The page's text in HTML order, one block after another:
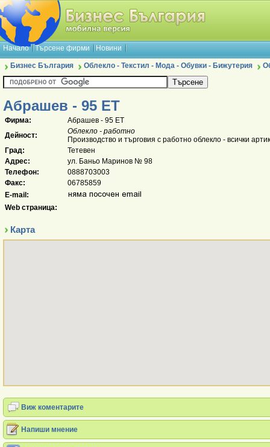
Начало Търсене фирми Новини
Бизнес България Облекло - Текстил - Мода - Обувки - Бижутерия
Абрашев - 95 ЕТ
Фирма:
Абрашев - 95 ЕТ
Дейност:
Облекло - работно
Производство и търговия с работно облекло - всички
Град:
Тетевен
Адрес:
ул. Баньо Маринов № 98
Телефон:
0888703003
Факс:
06785859
E-mail:
Web страница:
Карта
Виж коментарите
Напиши мнение